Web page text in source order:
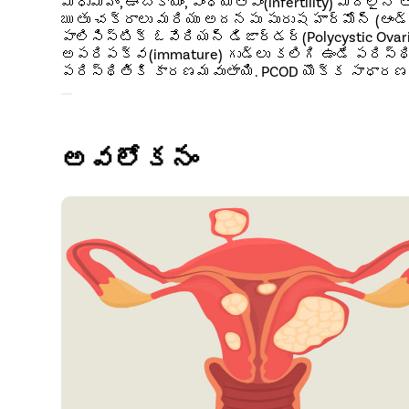
ఋతు చక్రాలు మరియు అదనపు పురుష హార్మోన్
పాలిసిస్టిక్ ఓవేరియన్ డిజార్డర్(Polycystic
అపరిపక్వ(immature) గుడ్లు కలిగి ఉండే
పరిస్థితికి కారణమవుతాయి. PCOD యొక్క సాధారణ
అవలోకనం